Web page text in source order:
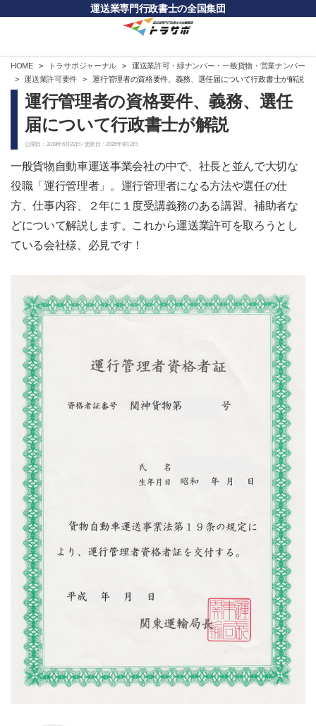
運送業専門行政書士の全国集団
HOME トラサポジャーナル
運送業許可・緑ナンバー・一般貨物・営業ナンバー
運送業許可要件
運行管理者の資格要件、義務、選任届について行政書士が解説
運行管理者の資格要件、義務、選任
届について行政書士が解説
公開日：2019年6月22日 / 更新日：2026年8月2日
一般貨物自動車運送事業会社の中で、社長と並んで大切な
役職「運行管理者」。運行管理者になる方法や選任の仕
方、仕事内容、２年に１度受講義務のある講習、補助者な
どについて解説します。これから運送業許可を取ろうとし
ている会社様、必見です！